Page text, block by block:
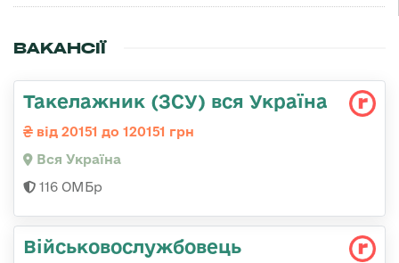
ВАКАНСІЇ
Такелажник (ЗСУ) вся Україна
від 20151 до 120151 грн
Вся Україна
116 ОМБр
Військовослужбовець